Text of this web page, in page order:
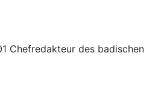
Chefredakteur des badischen